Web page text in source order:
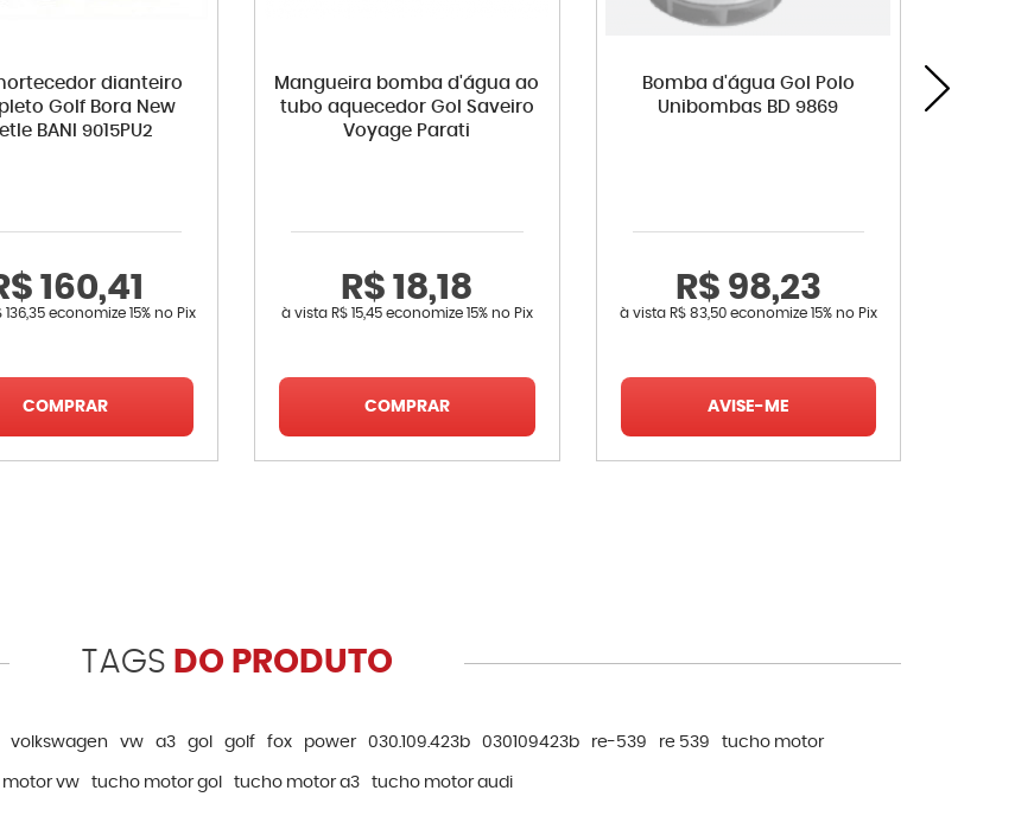
dianteiro
Golf Bora New
BANI 9015PU2
160,41
136,35economize 15% no Pix
COMPRAR
Mangueira bomba d'água ao
tubo aquecedor Gol Saveiro
Voyage Parati
R$ 18,18
à vista R$ 15,45economize 15% no Pix
COMPRAR
Bomba d'água Gol Polo
Unibombas BD 9869
R$ 98,23
à vista R$ 83,50economize 15% no Pix
AVISE-ME
TAGS DO PRODUTO
volkswagen vw a3 gol golf fox power 030.109.423b 030109423b re-539 re 539 tucho motor
vw tucho motor gol tucho motor a3 tucho motor audi